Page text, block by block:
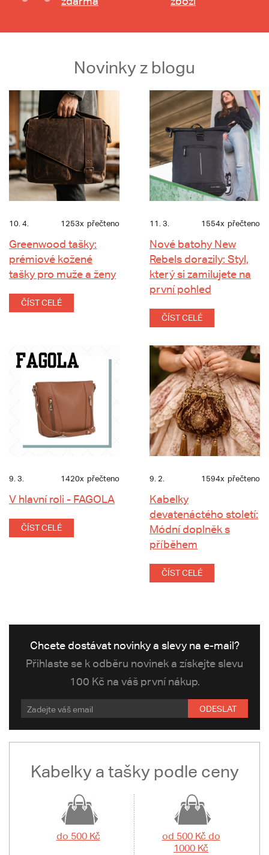
Novinky z blogu
10. 4. 1253x přečteno
Greenwood tašky:
prémiové kožené
tašky pro muže a ženy
ČÍST CELÉ
11. 3. 1554x přečteno
Nové batohy New
Rebels dorazily: Styl,
který si zamilujete na
první pohled
ČÍST CELÉ
9. 3. 1420x přečteno
V hlavní roli - FAGOLA
ČÍST CELÉ
9. 2. 1594x přečteno
Kabelky
devatenáctého století:
Módní doplněk s
příběhem
ČÍST CELÉ
Chcete dostávat novinky a slevy na e-mail?
Přihlaste se k odběru novinek a získejte slevu
100 Kč na váš první nákup.
ODESLAT
Kabelky a tašky podle ceny
do 500 Kč
od 500 Kč do
1000 Kč